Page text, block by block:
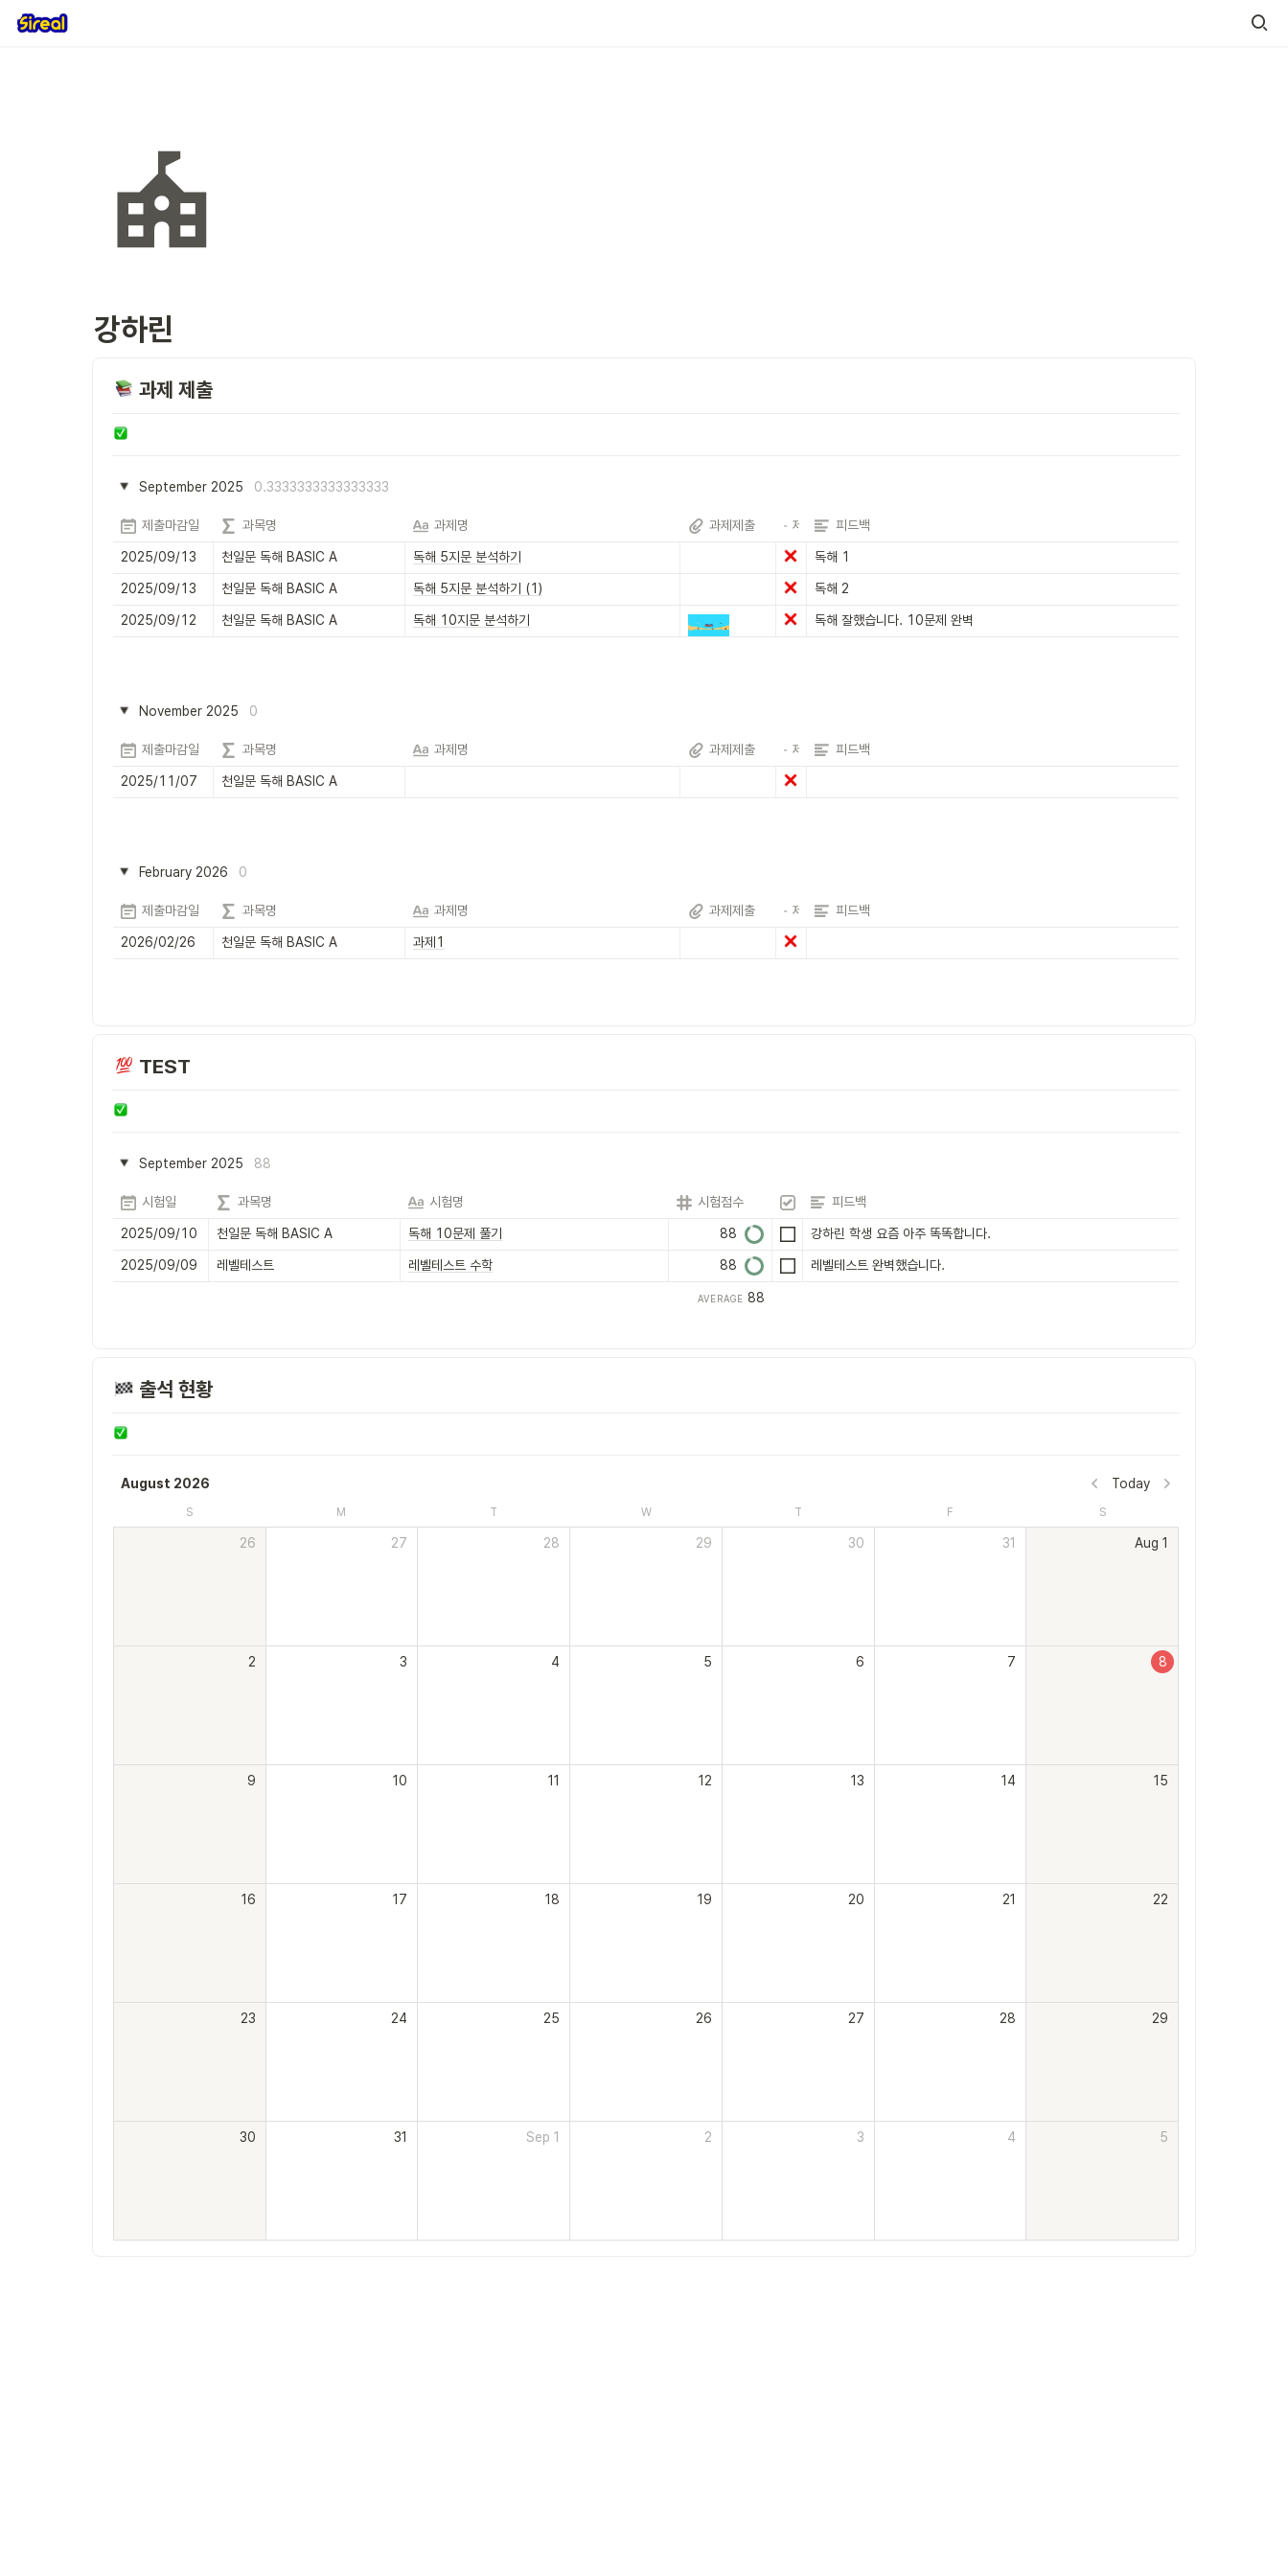
강하린
과제 제출
September 2025 0.3333333333333333
제출마감일 과목명 과제명 과제제출 피드백
2025/09/13 천일문 독해 BASIC A 독해 5지문 분석하기 독해 1
2025/09/13 천일문 독해 BASIC A 독해 5지문 분석하기 (1) 독해 2
2025/09/12 천일문 독해 BASIC A 독해 10지문 분석하기 독해 잘했습니다. 10문제 완벽
November 2025 0
제출마감일 과목명 과제명 과제제출 피드백
2025/11/07 천일문 독해 BASIC A
February 2026 0
제출마감일 과목명 과제명 과제제출 피드백
2026/02/26 천일문 독해 BASIC A 과제1
TEST
September 2025 88
시험일 과목명 시험명 시험점수 시험확인피드백
2025/09/10 천일문 독해 BASIC A 독해 10문제 풀기 88 강하린 학생 요즘 아주 똑똑합니다.
2025/09/09 레벨테스트 레벨테스트 수학 88 레벨테스트 완벽했습니다.
AVERAGE 88
출석 현황
August 2026 Today
S M T W T F S
26 27 28 29 30 31 Aug 1
2 3 4 5 6 7 8
9 10 11 12 13 14 15
16 17 18 19 20 21 22
23 24 25 26 27 28 29
30 31 Sep 1 2 3 4 5